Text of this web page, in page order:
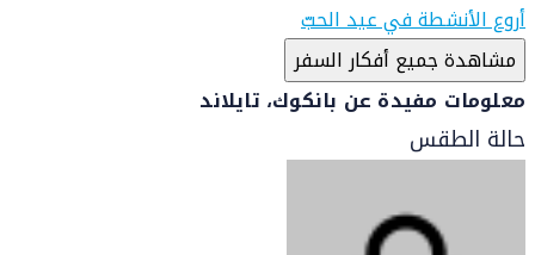
أروع الأنشطة في عيد الحبّ
مشاهدة جميع أفكار السفر
معلومات مفيدة عن بانكوك، تايلاند
حالة الطقس